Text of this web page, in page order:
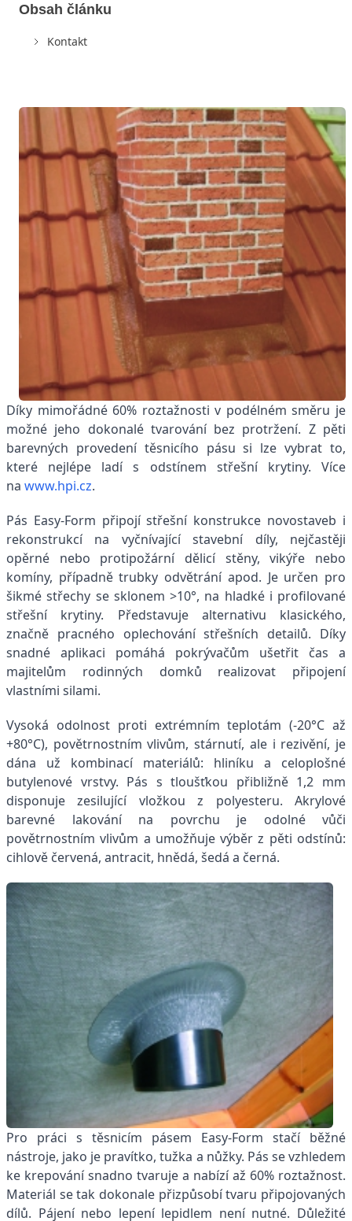
Obsah článku
Kontakt
Díky mimořádné 60% roztažnosti v podélném směru je
možné jeho dokonalé tvarování bez protržení. Z pěti
barevných provedení těsnicího pásu si lze vybrat to,
které nejlépe ladí s odstínem střešní krytiny. Více
na www.hpi.cz.
Pás Easy-Form připojí střešní konstrukce novostaveb i
rekonstrukcí na vyčnívající stavební díly, nejčastěji
opěrné nebo protipožární dělicí stěny, vikýře nebo
komíny, případně trubky odvětrání apod. Je určen pro
šikmé střechy se sklonem >10°, na hladké i profilované
střešní krytiny. Představuje alternativu klasického,
značně pracného oplechování střešních detailů. Díky
snadné aplikaci pomáhá pokrývačům ušetřit čas a
majitelům rodinných domků realizovat připojení
vlastními silami.
Vysoká odolnost proti extrémním teplotám (-20°C až
+80°C), povětrnostním vlivům, stárnutí, ale i rezivění, je
dána už kombinací materiálů: hliníku a celoplošné
butylenové vrstvy. Pás s tloušťkou přibližně 1,2 mm
disponuje zesilující vložkou z polyesteru. Akrylové
barevné lakování na povrchu je odolné vůči
povětrnostním vlivům a umožňuje výběr z pěti odstínů:
cihlově červená, antracit, hnědá, šedá a černá.
Pro práci s těsnicím pásem Easy-Form stačí běžné
nástroje, jako je pravítko, tužka a nůžky. Pás se vzhledem
ke krepování snadno tvaruje a nabízí až 60% roztažnost.
Materiál se tak dokonale přizpůsobí tvaru připojovaných
dílů. Pájení nebo lepení lepidlem není nutné. Důležité